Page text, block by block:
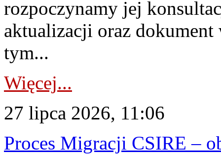
rozpoczynamy jej
aktualizacji oraz
tym...
Więcej...
27 lipca 2026, 11:06
Proces Migracji CSIRE –